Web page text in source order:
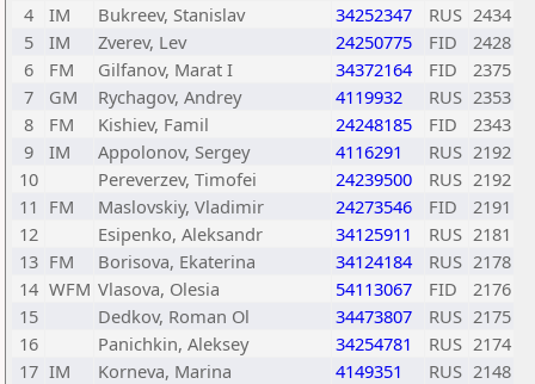
4
IM Bukreev, Stanislav 34252347 RUS 2434
5
IM Zverev, Lev 24250775 FID
2428
6
FM Gilfanov, Marat I 34372164 FID
2375
7
GM Rychagov, Andrey 4119932 RUS 2353
8
FM Kishiev, Famil 24248185 FID
2343
9
IM Appolonov, Sergey 4116291 RUS 2192
10
Pereverzev, Timofei 24239500 RUS 2192
11 FM Maslovskiy, Vladimir 24273546 FID
2191
12
Esipenko, Aleksandr 34125911 RUS 2181
13 FM Borisova, Ekaterina 34124184 RUS 2178
14 WFM Vlasova, Olesia 54113067 FID
2176
15
Dedkov, Roman Ol 34473807 RUS 2175
16
Panichkin, Aleksey 34254781 RUS 2174
17 IM Korneva, Marina 4149351 RUS 2148